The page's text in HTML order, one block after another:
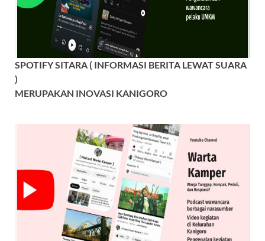
SPOTIFY SITARA ( INFORMASI BERITA LEWAT SUARA
)
MERUPAKAN INOVASI KANIGORO